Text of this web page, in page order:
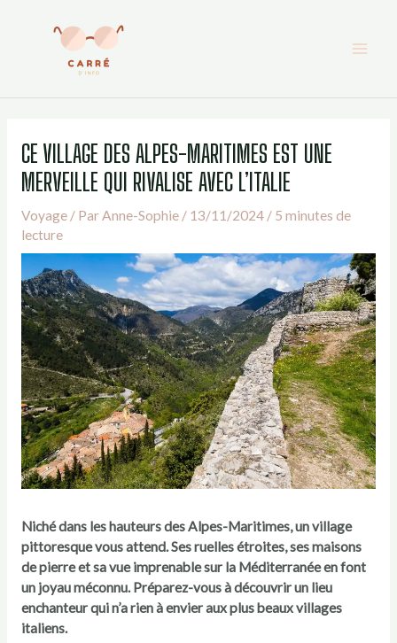
CE VILLAGE DES ALPES-MARITIMES EST UNE
MERVEILLE QUI RIVALISE AVEC L’ITALIE
Voyage/ Par Anne-Sophie / 13/11/2024 / 5 minutes de
lecture
Niché dans les hauteurs des Alpes-Maritimes, un village
pittoresque vous attend. Ses ruelles étroites, ses maisons
de pierre et sa vue imprenable sur la Méditerranée en font
un joyau méconnu. Préparez-vous à découvrir un lieu
enchanteur qui n’a rien à envier aux plus beaux villages
italiens.